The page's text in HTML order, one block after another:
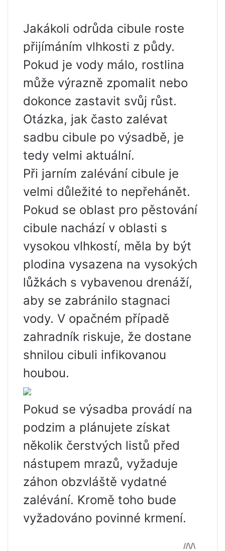
Jakákoli odrůda cibule roste
přijímáním vlhkosti z půdy.
Pokud je vody málo, rostlina
může výrazně zpomalit nebo
dokonce zastavit svůj růst.
Otázka, jak často zalévat
sadbu cibule po výsadbě, je
tedy velmi aktuální.
Při jarním zalévání cibule je
velmi důležité to nepřehánět.
Pokud se oblast pro pěstování
cibule nachází v oblasti s
vysokou vlhkostí, měla by být
plodina vysazena na vysokých
lůžkách s vybavenou drenáží,
aby se zabránilo stagnaci
vody. V opačném případě
zahradník riskuje, že dostane
shnilou cibuli infikovanou
houbou.
Pokud se výsadba provádí na
podzim a plánujete získat
několik čerstvých listů před
nástupem mrazů, vyžaduje
záhon obzvláště vydatné
zalévání. Kromě toho bude
vyžadováno povinné krmení.